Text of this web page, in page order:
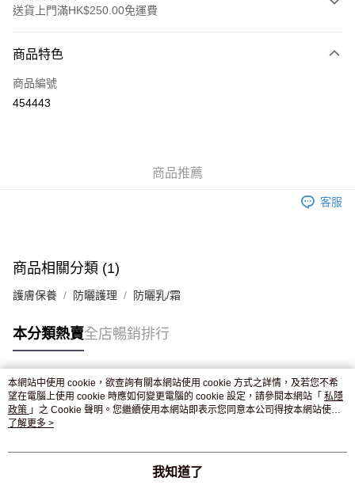
送貨上門滿HK$250.00免運費
信用卡
Apple Pay
付款後門市自取，訂單確認後2-4個工作天到店，7天內取。逾期後
商品特色
商品編號
454443
商品推薦
客服
商品相關分類 (1)
護膚保養 防曬護理 防曬乳/霜
本分類熱賣全店暢銷排行
熱門標籤
熱銷排行
本網站中使用 cookie，欲查詢有關本網站使用 cookie 方式之詳情，及若您不希
望在電腦上使用 cookie 時應如何變更電腦的 cookie 設定，請參閱本網站「 私隱
政策 」之 Cookie 聲明。您繼續使用本網站即表示您同意本公司得按本網站使用
條款之 Cookie 聲明使用 cookie。
了解更多 >
我知道了